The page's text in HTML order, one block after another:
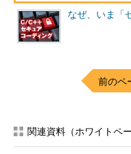
バッファオーバーフロー
み込むデータ長を制限す
関数の中からは分からな
  char *s;
  size_t n = size;
なぜ、いま「
前のペ
関連資料（ホワイトペー